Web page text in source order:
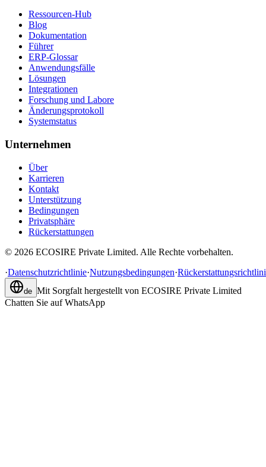
Ressourcen-Hub
Blog
Dokumentation
Führer
ERP-Glossar
Anwendungsfälle
Lösungen
Integrationen
Forschung und Labore
Änderungsprotokoll
Systemstatus
Unternehmen
Über
Karrieren
Kontakt
Unterstützung
Bedingungen
Privatsphäre
Rückerstattungen
© 2026 ECOSIRE Private Limited. Alle Rechte vorbehalten.
·Datenschutzrichtlinie·Nutzungsbedingungen·
de Mit Sorgfalt hergestellt von ECOSIRE Private Limited
Chatten Sie auf WhatsApp